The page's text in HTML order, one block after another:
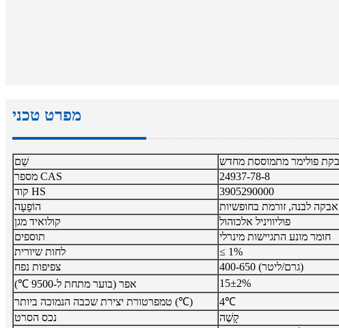
מפרט טכני
שֵׁם
מספר CAS
24937-78-8
קוד HS
3905290000
הוֹפָעָה
אבקה לבנה, זורמת בחופשיות
קולואיד מגן
פוליוויניל אלכוהול
תוספים
חומר מונע התגיישות מינרלי
לחות שיורית
≤ 1%
צפיפות נפח
400-650 (גרם/ליטר)
אפר (בוער מתחת ל-9500 ℃)
15±2%
טמפרטורת יצירת שכבה הנמוכה ביותר (℃)
4℃
נכס הסרט
קָשֶׁה